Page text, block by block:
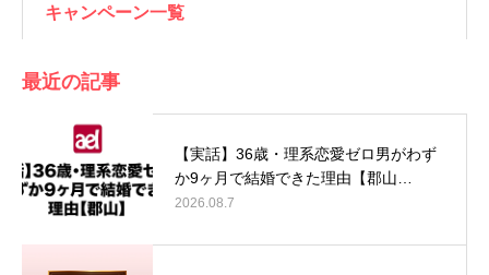
キャンペーン一覧
最近の記事
【実話】36歳・理系恋愛ゼロ男がわず
か9ヶ月で結婚できた理由【郡山…
2026.08.7